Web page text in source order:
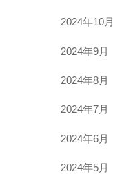
2024年10月
2024年9月
2024年8月
2024年7月
2024年6月
2024年5月